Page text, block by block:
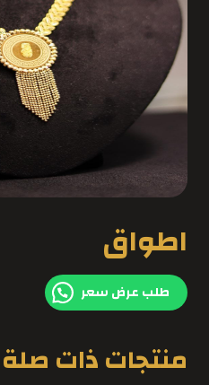
اطواق
طلب عرض سعر
منتجات ذات صلة